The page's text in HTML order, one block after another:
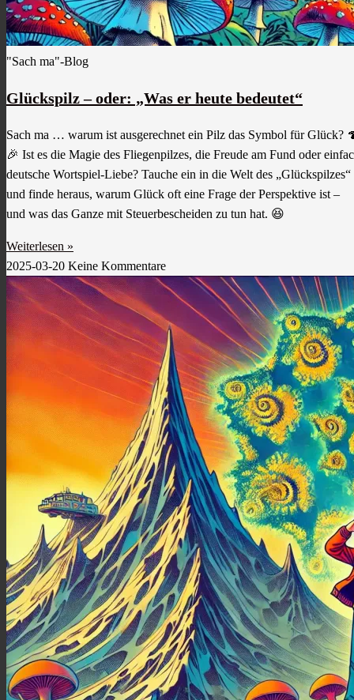
"Sach ma"-Blog
Glückspilz – oder: „Was er heute bedeutet“
Sach ma … warum ist ausgerechnet ein Pilz das Symbol für Glück?
🎉 Ist es die Magie des Fliegenpilzes, die Freude am Fund oder
deutsche Wortspiel-Liebe? Tauche ein in die Welt des „Glückspilzes“
und finde heraus, warum Glück oft eine Frage der Perspektive ist –
und was das Ganze mit Steuerbescheiden zu tun hat. 😆
Weiterlesen »
2025-03-20 Keine Kommentare